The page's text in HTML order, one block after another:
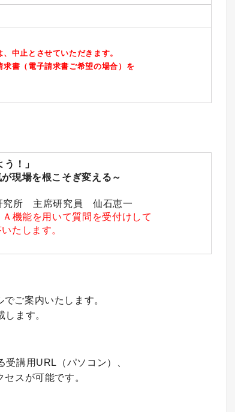
中止とさせていただきます。
書（電子請求書ご希望の場合）を
！」
が現場を根こそぎ変える ～
究所 主席研究員 仙石恵一
機能を用いて質問を受付けして
たします。
ご案内いたします。
ます。
受講用URL（パソコン）、
スが可能です。